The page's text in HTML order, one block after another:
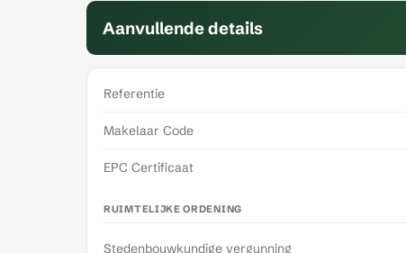
Aanvullende details
Referentie
Makelaar Code
EPC Certificaat
RUIMTELIJKE ORDENING
Stedenbouwkundige vergunning